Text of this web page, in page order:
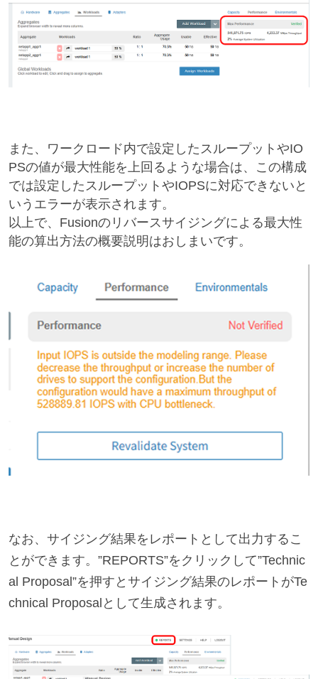
また、ワークロード内で設定したスループットやIO
PSの値が最大性能を上回るような場合は、この構成
では設定したスループットやIOPSに対応できないと
いうエラーが表示されます。
以上で、Fusionのリバースサイジングによる最大性
能の算出方法の概要説明はおしまいです。
なお、サイジング結果をレポートとして出力するこ
とができます。”REPORTS”をクリックして”Technic
al Proposal”を押すとサイジング結果のレポートがTe
chnical Proposalとして生成されます。